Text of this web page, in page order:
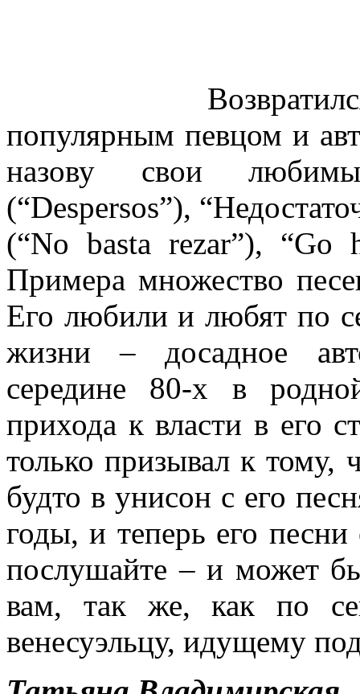
популярным певцом и
назову свои
(“Despersos”),
(“No basta rezar”),
Примера множество
Его любили и любят по
жизни – досадное
середине 80-х в
прихода к власти в его
только призывал к тому,
будто в унисон с его
годы, и теперь его
послушайте – и может
вам, так же, как по
венесуэльцу, идущему